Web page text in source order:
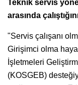
Teknik servis
arasında
"Servis çalışanı
Girişimci olma
İşletmeleri
(KOSGEB)